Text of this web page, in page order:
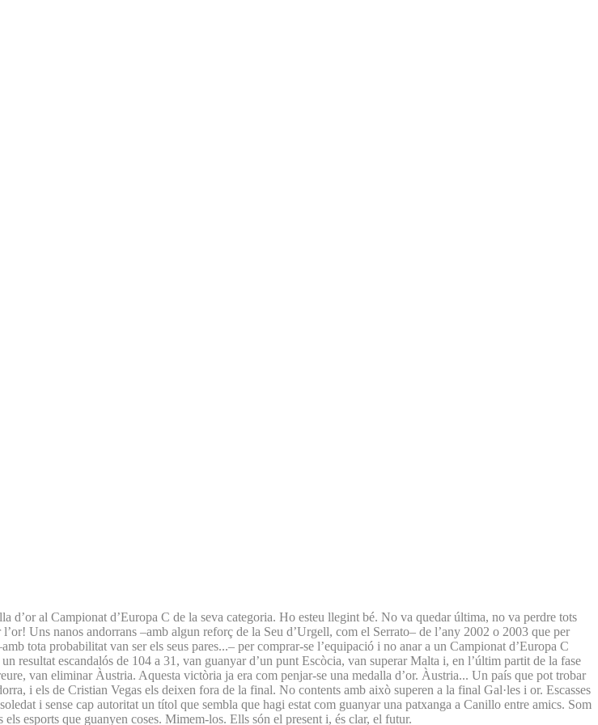
d’or al Campionat d’Europa C de la seva categoria. Ho esteu llegint bé. No va quedar última, no va perdre tots
Uns nanos andorrans –amb algun reforç de la Seu d’Urgell, com el Serrato– de l’any 2002 o 2003 que per
tota probabilitat van ser els seus pares...– per comprar-se l’equipació i no anar a un Campionat d’Europa C
resultat escandalós de 104 a 31, van guanyar d’un punt Escòcia, van superar Malta i, en l’últim partit de la fase
van eliminar Àustria. Aquesta victòria ja era com penjar-se una medalla d’or. Àustria... Un país que pot trobar
i els de Cristian Vegas els deixen fora de la final. No contents amb això superen a la final Gal·les i or. Escasses
i sense cap autoritat un títol que sembla que hagi estat com guanyar una patxanga a Canillo entre amics. Som
esports que guanyen coses. Mimem-los. Ells són el present i, és clar, el futur.